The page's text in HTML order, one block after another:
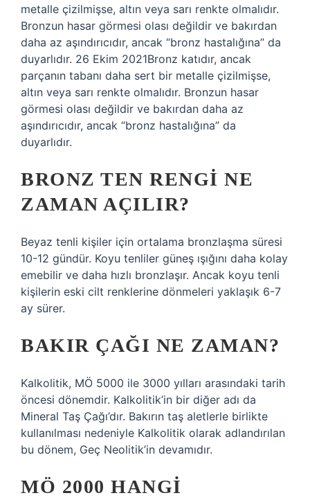
metalle çizilmişse, altın veya sarı renkte olmalıdır.
Bronzun hasar görmesi olası değildir ve bakırdan
daha az aşındırıcıdır, ancak “bronz hastalığına” da
duyarlıdır. 26 Ekim 2021Bronz katıdır, ancak
parçanın tabanı daha sert bir metalle çizilmişse,
altın veya sarı renkte olmalıdır. Bronzun hasar
görmesi olası değildir ve bakırdan daha az
aşındırıcıdır, ancak “bronz hastalığına” da
duyarlıdır.
BRONZ TEN RENGI NE
ZAMAN AÇILIR?
Beyaz tenli kişiler için ortalama bronzlaşma süresi
10-12 gündür. Koyu tenliler güneş ışığını daha kolay
emebilir ve daha hızlı bronzlaşır. Ancak koyu tenli
kişilerin eski cilt renklerine dönmeleri yaklaşık 6-7
ay sürer.
BAKIR ÇAĞI NE ZAMAN?
Kalkolitik, MÖ 5000 ile 3000 yılları arasındaki tarih
öncesi dönemdir. Kalkolitik’in bir diğer adı da
Mineral Taş Çağı’dır. Bakırın taş aletlerle birlikte
kullanılması nedeniyle Kalkolitik olarak adlandırılan
bu dönem, Geç Neolitik’in devamıdır.
MÖ 2000 HANGI